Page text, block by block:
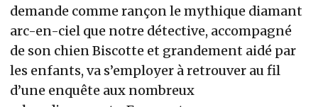
demande comme rançon le mythique diamant
arc-en-ciel que notre détective, accompagné
de son chien Biscotte et grandement aidé par
les enfants, va s’employer à retrouver au fil
d’une enquête aux nombreux